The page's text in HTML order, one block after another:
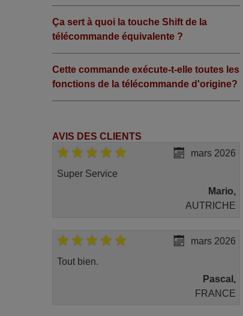
Ça sert à quoi la touche Shift de la
télécommande équivalente ?
Cette commande exécute-t-elle toutes les
fonctions de la télécommande d'origine?
AVIS DES CLIENTS
mars 2026
Super Service
Mario,
AUTRICHE
mars 2026
Tout bien.
Pascal,
FRANCE